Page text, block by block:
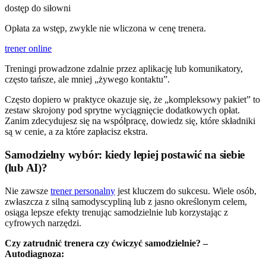
dostęp do siłowni
Opłata za wstęp, zwykle nie wliczona w cenę trenera.
trener online
Treningi prowadzone zdalnie przez aplikację lub komunikatory,
często tańsze, ale mniej „żywego kontaktu”.
Często dopiero w praktyce okazuje się, że „kompleksowy pakiet” to
zestaw skrojony pod sprytne wyciągnięcie dodatkowych opłat.
Zanim zdecydujesz się na współpracę, dowiedz się, które składniki
są w cenie, a za które zapłacisz ekstra.
Samodzielny wybór: kiedy lepiej postawić na siebie
(lub AI)?
Nie zawsze trener personalny jest kluczem do sukcesu. Wiele osób,
zwłaszcza z silną samodyscypliną lub z jasno określonym celem,
osiąga lepsze efekty trenując samodzielnie lub korzystając z
cyfrowych narzędzi.
Czy zatrudnić trenera czy ćwiczyć samodzielnie? –
Autodiagnoza: